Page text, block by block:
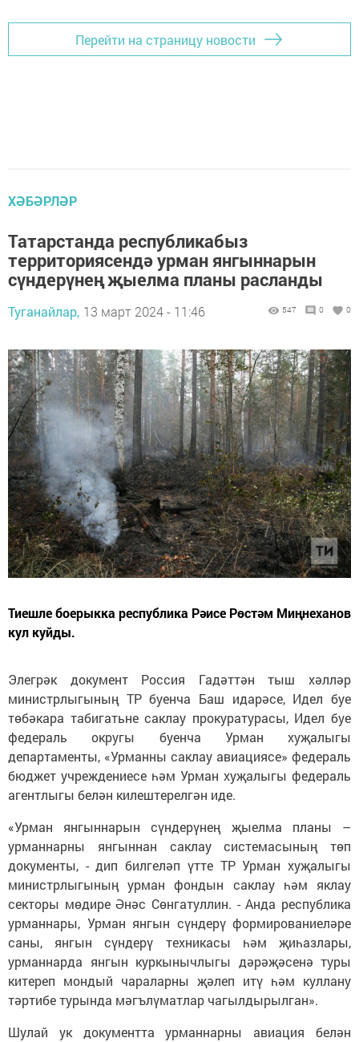
Перейти на страницу новости
ХӘБӘРЛӘР
Татарстанда республикабыз
территориясендә урман янгыннарын
сүндерүнең җыелма планы расланды
Туганайлар, 13 март 2024 - 11:46 547 0 0
Тиешле боерыкка республика Рәисе Рөстәм Миңнеханов
кул куйды.
Элегрәк документ Россия Гадәттән тыш хәлләр
министрлыгының ТР буенча Баш идарәсе, Идел буе
төбәкара табигатьне саклау прокуратурасы, Идел буе
федераль округы буенча Урман хуҗалыгы
департаменты, «Урманны саклау авиациясе» федераль
бюджет учреждениесе һәм Урман хуҗалыгы федераль
агентлыгы белән килештерелгән иде.
«Урман янгыннарын сүндерүнең җыелма планы –
урманнарны янгыннан саклау системасының төп
документы, - дип билгеләп үтте ТР Урман хуҗалыгы
министрлыгының урман фондын саклау һәм яклау
секторы мөдире Әнәс Сөнгатуллин. - Анда республика
урманнары, Урман янгын сүндерү формированиеләре
саны, янгын сүндерү техникасы һәм җиһазлары,
урманнарда янгын куркынычлыгы дәрәҗәсенә туры
китереп мондый чараларны җәлеп итү һәм куллану
тәртибе турында мәгълүматлар чагылдырылган».
Шулай ук документта урманнарны авиация белән